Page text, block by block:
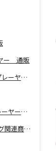
ー 通販
ストリーミングオーディオプレーヤー 通販
ネットワークオーディオプレーヤー 通販
アナログプレーヤー/アナログ関連商品 通販